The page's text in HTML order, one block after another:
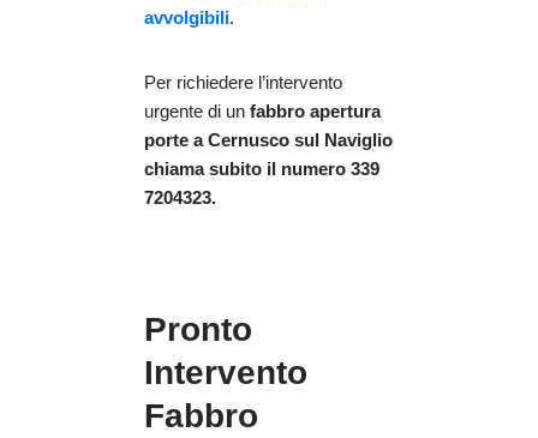
avvolgibili.
Per richiedere l’intervento
urgente di un fabbro apertura
porte a Cernusco sul Naviglio
chiama subito il numero 339
7204323.
Pronto
Intervento
Fabbro